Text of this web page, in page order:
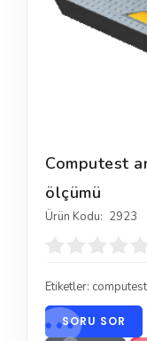
Computest
ölçümü
Ürün Kodu: 2923
Etiketler: computest
SORU SOR